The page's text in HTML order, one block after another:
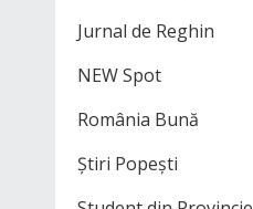
Jurnal de Reghin
NEW Spot
România Bună
Știri Popești